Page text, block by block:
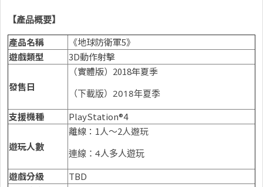
【產品概要】
產品名稱
《地球防衛軍5》
遊戲類型
3D動作射擊
發售日
（實體版）2018年夏季
（下載版）2018年夏季
支援機種 PlayStation®4
遊玩人數
離線：1人～2人遊玩
連線：4人多人遊玩
遊戲分級
TBD